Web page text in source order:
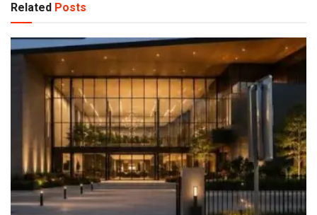
Related Posts